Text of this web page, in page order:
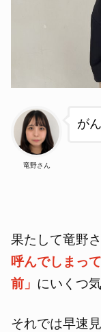
竜野さん
が
果たして竜野
呼んでしまっ
前」 にいくつ
それでは早速